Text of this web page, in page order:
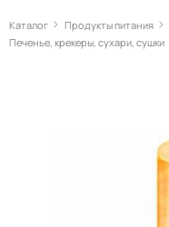
Каталог Продукты питания
Печенье, крекеры, сухари, сушки